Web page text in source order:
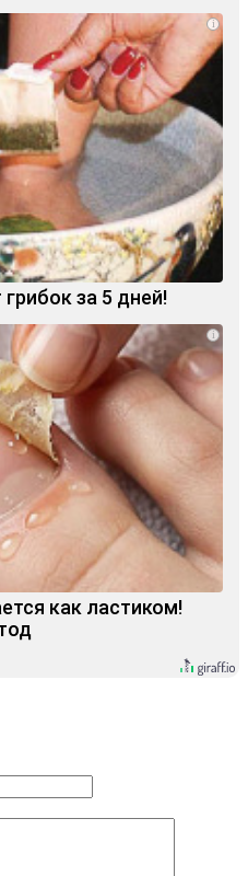
i
за 5 дней!
i
как ластиком!